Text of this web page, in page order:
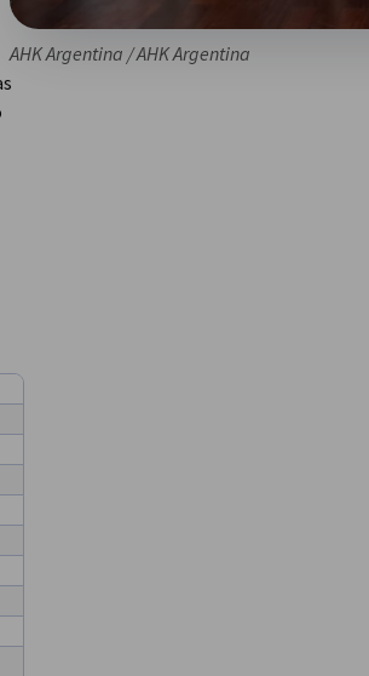
AHK Argentina / AHK Argentina